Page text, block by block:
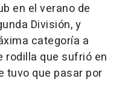
en el verano de
División, y
categoría a
rodilla que sufrió en
tuvo que pasar por